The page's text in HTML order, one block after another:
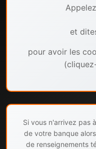
et
pour avoir les
Si vous n'arrivez pas
de votre banque
de renseignements